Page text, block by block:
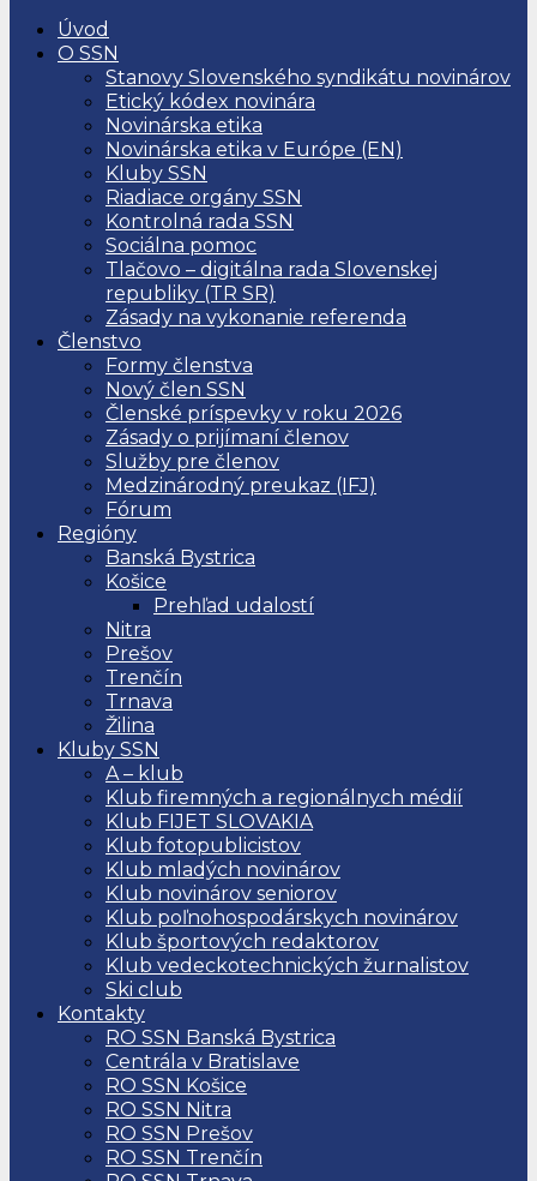
Úvod
O SSN
Stanovy Slovenského syndikátu novinárov
Etický kódex novinára
Novinárska etika
Novinárska etika v Európe (EN)
Kluby SSN
Riadiace orgány SSN
Kontrolná rada SSN
Sociálna pomoc
Tlačovo – digitálna rada Slovenskej
republiky (TR SR)
Zásady na vykonanie referenda
Členstvo
Formy členstva
Nový člen SSN
Členské príspevky v roku 2026
Zásady o prijímaní členov
Služby pre členov
Medzinárodný preukaz (IFJ)
Fórum
Regióny
Banská Bystrica
Košice
Prehľad udalostí
Nitra
Prešov
Trenčín
Trnava
Žilina
Kluby SSN
A – klub
Klub firemných a regionálnych médií
Klub FIJET SLOVAKIA
Klub fotopublicistov
Klub mladých novinárov
Klub novinárov seniorov
Klub poľnohospodárskych novinárov
Klub športových redaktorov
Klub vedeckotechnických žurnalistov
Ski club
Kontakty
RO SSN Banská Bystrica
Centrála v Bratislave
RO SSN Košice
RO SSN Nitra
RO SSN Prešov
RO SSN Trenčín